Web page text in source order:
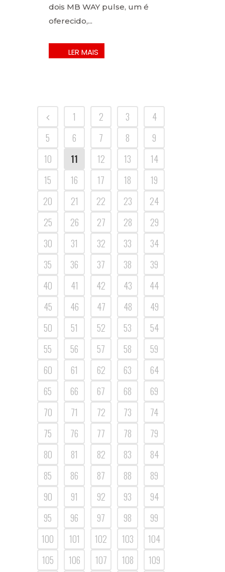
dois MB WAY pulse, um é
oferecido,...
1 2 3
4
5
6 7 8
9
10
11 12 13
14
15
16 17 18
19
20
21 22 23
24
25
26 27 28
29
30
31 32 33
34
35
36 37 38
39
40
41 42 43
44
45
46 47 48
49
50
51 52 53
54
55
56 57 58
59
60
61 62 63
64
65
66 67 68
69
70
71 72 73
74
75
76 77 78
79
80
81 82 83
84
85
86 87 88
89
90
91 92 93
94
95
96 97 98
99
100
101 102 103
104
105
106 107 108
109